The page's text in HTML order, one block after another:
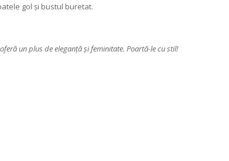
gol și bustul buretat.
un plus de eleganță și feminitate. Poartă-le cu stil!